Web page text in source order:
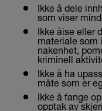
Ikke å dele
som viser
Ikke åise eller
materiale som
nakenhet,
kriminell
Ikke å ha
måte som er
Ikke å fange
opptak av